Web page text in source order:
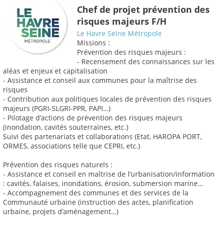
Chef de projet prévention des
risques majeurs F/H
Le Havre Seine Métropole
Missions :
Prévention des risques majeurs :
- Recensement des connaissances sur les
aléas et enjeux et capitalisation
- Assistance et conseil aux communes pour la maîtrise des
risques
- Contribution aux politiques locales de prévention des risques
majeurs (PGRI-SLGRI-PPR, PAPI…)
- Pilotage d’actions de prévention des risques majeurs
(inondation, cavités souterraines, etc.)
Suivi des partenariats et collaborations (Etat, HAROPA PORT,
ORMES, associations telle que CEPRI, etc.)
Prévention des risques naturels :
- Assistance et conseil en maîtrise de l’urbanisation/information
: cavités, falaises, inondations, érosion, submersion marine…
- Accompagnement des communes et des services de la
Communauté urbaine (instruction des actes, planification
urbaine, projets d’aménagement…)